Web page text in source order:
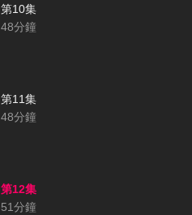
第10集
48分鐘
第11集
48分鐘
第12集
51分鐘